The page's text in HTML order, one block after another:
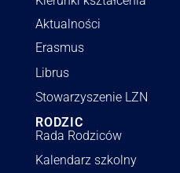
Aktualności
Erasmus
Librus
Stowarzyszenie LZN
RODZIC
Rada Rodziców
Kalendarz szkolny